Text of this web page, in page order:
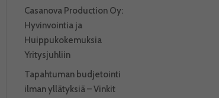
Casanova Production Oy:
Hyvinvointia ja
Huippukokemuksia
Yritysjuhliin
Tapahtuman budjetointi
ilman yllätyksiä – Vinkit